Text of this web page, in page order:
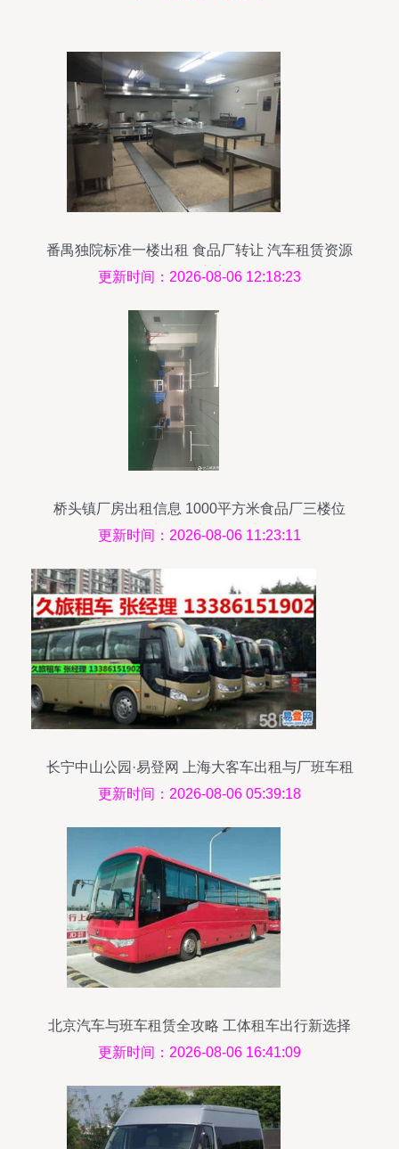
番禺独院标准一楼出租 食品厂转让 汽车租赁资源
整合方案
更新时间：2026-08-06 12:18:23
桥头镇厂房出租信息 1000平方米食品厂三楼位
置，价格优惠，同步提供汽车租赁服务
更新时间：2026-08-06 11:23:11
长宁中山公园·易登网 上海大客车出租与厂班车租
赁服务全解析
更新时间：2026-08-06 05:39:18
北京汽车与班车租赁全攻略 工体租车出行新选择
更新时间：2026-08-06 16:41:09